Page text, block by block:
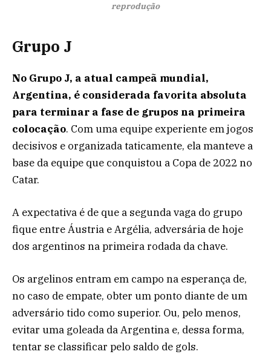
reprodução
Grupo J
No Grupo J, a atual campeã mundial,
Argentina, é considerada favorita absoluta
para terminar a fase de grupos na primeira
colocação. Com uma equipe experiente em jogos
decisivos e organizada taticamente, ela manteve a
base da equipe que conquistou a Copa de 2022 no
Catar.
A expectativa é de que a segunda vaga do grupo
fique entre Áustria e Argélia, adversária de hoje
dos argentinos na primeira rodada da chave.
Os argelinos entram em campo na esperança de,
no caso de empate, obter um ponto diante de um
adversário tido como superior. Ou, pelo menos,
evitar uma goleada da Argentina e, dessa forma,
tentar se classificar pelo saldo de gols.